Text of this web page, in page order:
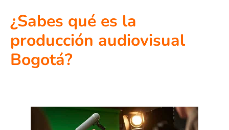
¿Sabes qué es la
producción audiovisual
Bogotá?